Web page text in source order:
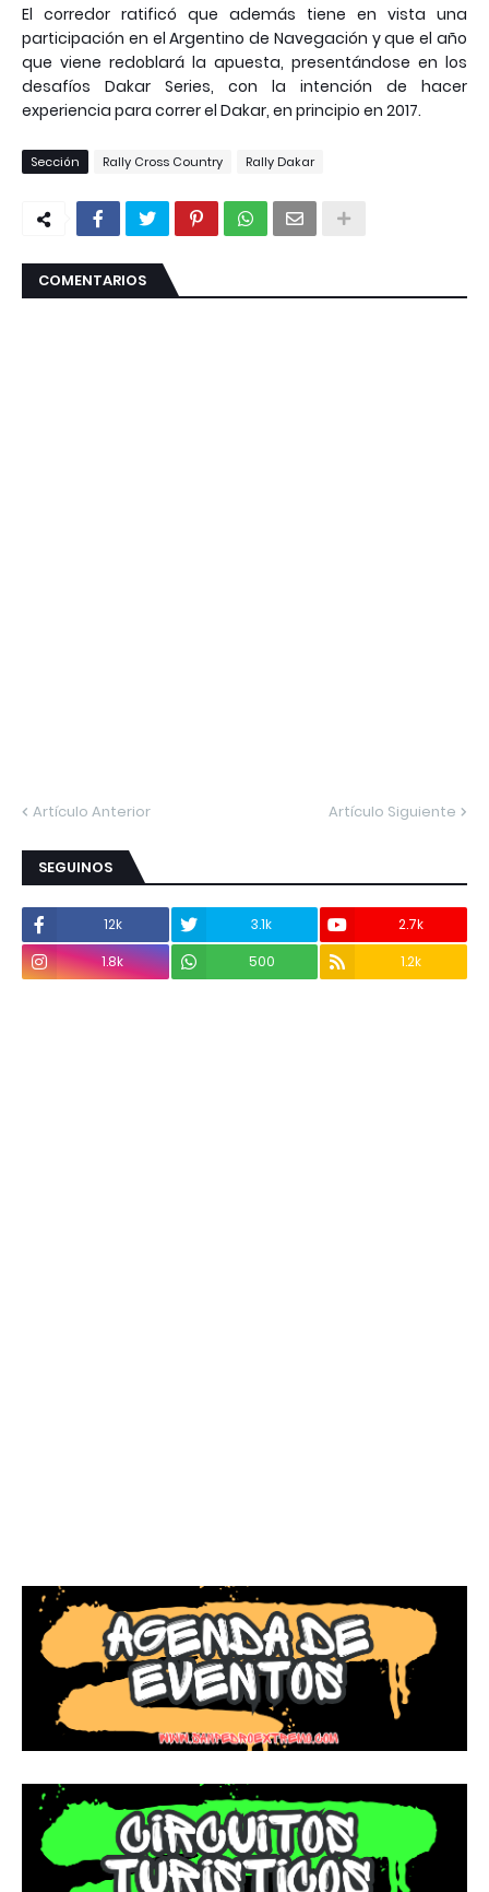
El corredor ratificó que además tiene en vista una
participación en el Argentino de Navegación y que el año
que viene redoblará la apuesta, presentándose en los
desafíos Dakar Series, con la intención de hacer
experiencia para correr el Dakar, en principio en 2017.
Sección Rally Cross Country Rally Dakar
COMENTARIOS
Artículo Anterior Artículo Siguiente
SEGUINOS
12k 3.1k
2.7k
1.8k
500 1.2k